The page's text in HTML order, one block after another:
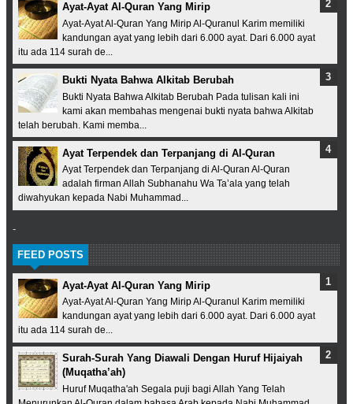
Ayat-Ayat Al-Quran Yang Mirip
Ayat-Ayat Al-Quran Yang Mirip Al-Quranul Karim memiliki
kandungan ayat yang lebih dari 6.000 ayat. Dari 6.000 ayat
itu ada 114 surah de...
Bukti Nyata Bahwa Alkitab Berubah
Bukti Nyata Bahwa Alkitab Berubah Pada tulisan kali ini
kami akan membahas mengenai bukti nyata bahwa Alkitab
telah berubah. Kami memba...
Ayat Terpendek dan Terpanjang di Al-Quran
Ayat Terpendek dan Terpanjang di Al-Quran Al-Quran
adalah firman Allah Subhanahu Wa Ta’ala yang telah
diwahyukan kepada Nabi Muhammad...
-
FEED POSTS
Ayat-Ayat Al-Quran Yang Mirip
Ayat-Ayat Al-Quran Yang Mirip Al-Quranul Karim memiliki
kandungan ayat yang lebih dari 6.000 ayat. Dari 6.000 ayat
itu ada 114 surah de...
Surah-Surah Yang Diawali Dengan Huruf Hijaiyah
(Muqatha’ah)
Huruf Muqatha'ah Segala puji bagi Allah Yang Telah